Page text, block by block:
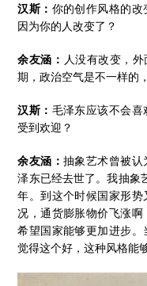
汉斯： 你的创作风格的
因为你的人改变了？
余友涵： 人没有改变，
期，政治空气是不一样的
汉斯： 毛泽东应该不会
受到欢迎？
余友涵：抽象艺术曾被认
泽东已经去世了。我抽象
年。到这个时候国家形
况，通货膨胀物价飞涨
希望国家能够更加进步
觉得这个好，这种风格能